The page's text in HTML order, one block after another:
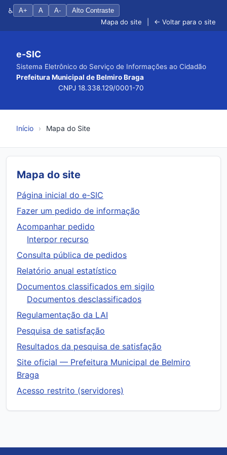
♿ A+ A A- Alto Contraste
Mapa do site ← Voltar para o site
e-SIC
Sistema Eletrônico do Serviço de Informações ao Cidadão
Prefeitura Municipal de Belmiro Braga
CNPJ 18.338.129/0001-70
Início › Mapa do Site
Mapa do site
Página inicial do e-SIC
Fazer um pedido de informação
Acompanhar pedido
Interpor recurso
Consulta pública de pedidos
Relatório anual estatístico
Documentos classificados em sigilo
Documentos desclassificados
Regulamentação da LAI
Pesquisa de satisfação
Resultados da pesquisa de satisfação
Site oficial — Prefeitura Municipal de Belmiro
Braga
Acesso restrito (servidores)